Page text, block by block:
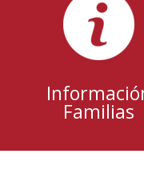
Familias